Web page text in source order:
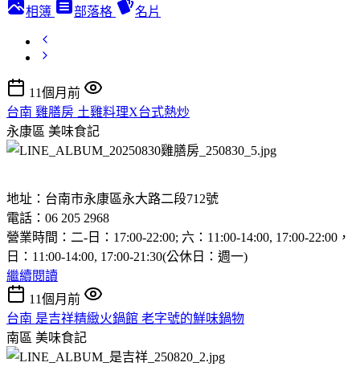
相簿 部落格 名片
11個月前
台南 雞膳房 土雞料理X台式熱炒
永康區 美味食記
地址：台南市永康區永大路二段712號
電話：06 205 2968
營業時間：二-日：17:00-22:00; 六：11:00-14:00, 17:00-22:00，
日：11:00-14:00, 17:00-21:30(公休日：週一)
繼續閱讀
11個月前
台南 是吉祥精緻火鍋館 老字號的鮮味鍋物
南區 美味食記